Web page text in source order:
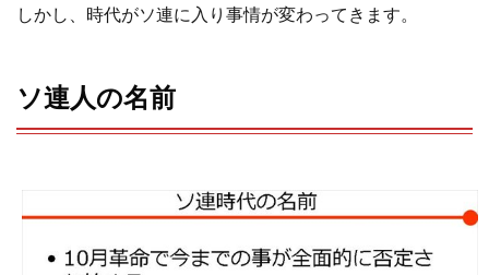
しかし、 時代がソ連に入り 事情が変わってきます。
ソ連人の名前